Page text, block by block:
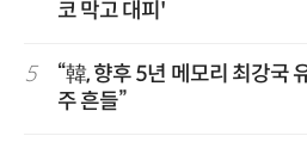
코 막고 대피'
5
“韓, 향후 5년 메모리 최강국
주 흔들”